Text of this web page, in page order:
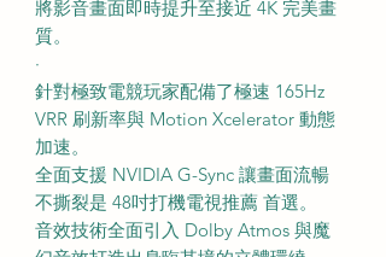
將影音畫面即時提升至接近 4K 完美畫
質。
·
針對極致電競玩家配備了極速 165Hz
VRR 刷新率與 Motion Xcelerator 動態
加速。
全面支援 NVIDIA G-Sync 讓畫面流暢
不撕裂是 48吋打機電視推薦 首選。
音效技術全面引入 Dolby Atmos 與魔